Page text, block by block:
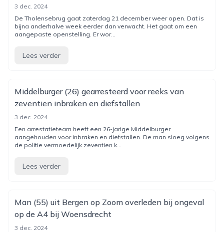
3 dec. 2024
De Tholensebrug gaat zaterdag 21 december weer open. Dat is
bijna anderhalve week eerder dan verwacht. Het gaat om een
aangepaste openstelling. Er wor...
Lees verder
Middelburger (26) gearresteerd voor reeks van
zeventien inbraken en diefstallen
3 dec. 2024
Een arrestatieteam heeft een 26-jarige Middelburger
aangehouden voor inbraken en diefstallen. De man sloeg volgens
de politie vermoedelijk zeventien k...
Lees verder
Man (55) uit Bergen op Zoom overleden bij ongeval
op de A4 bij Woensdrecht
3 dec. 2024